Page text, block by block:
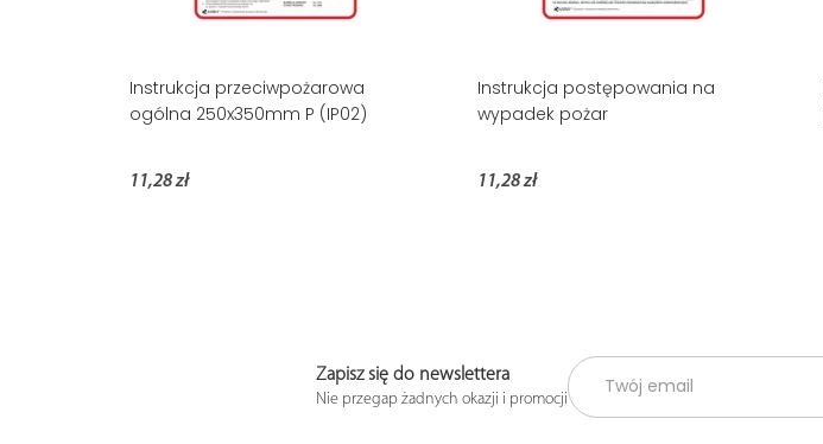
Instrukcja przeciwpożarowa
ogólna 250x350mm P (IP02)
11,28 zł
Instrukcja postępowania na
wypadek pożar
11,28 zł
Zapisz się do newslettera
Nie przegap żadnych okazji i promocji